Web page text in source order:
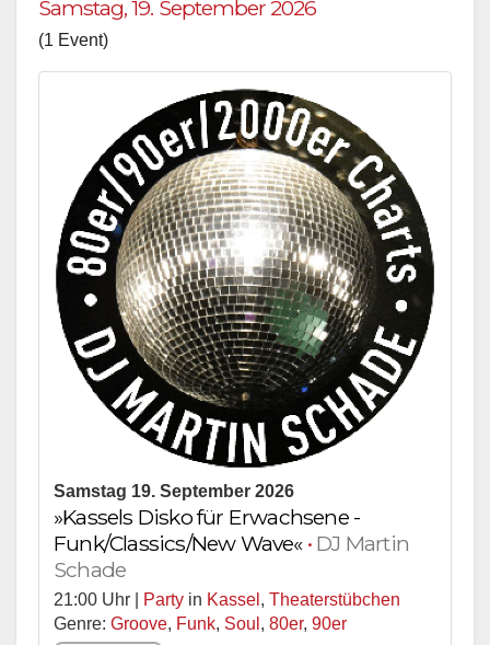
Samstag, 19. September 2026
(1 Event)
Samstag 19. September 2026
»Kassels Disko für Erwachsene -
Funk/Classics/New Wave« • DJ Martin
Schade
21:00 Uhr | Party in Kassel , Theaterstübchen
Genre: Groove, Funk, Soul , 80er, 90er